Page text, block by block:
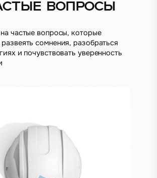
вопросы
частые вопросы, которые
сомнения, разобраться
и почувствовать уверенность